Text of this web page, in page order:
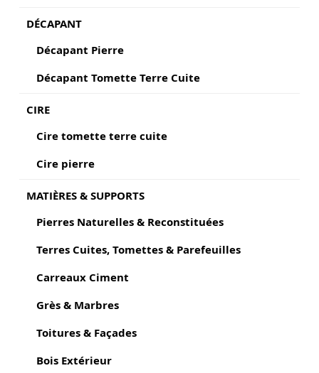
DÉCAPANT
Décapant Pierre
Décapant Tomette Terre Cuite
CIRE
Cire tomette terre cuite
Cire pierre
MATIÈRES & SUPPORTS
Pierres Naturelles & Reconstituées
Terres Cuites, Tomettes & Parefeuilles
Carreaux Ciment
Grès & Marbres
Toitures & Façades
Bois Extérieur